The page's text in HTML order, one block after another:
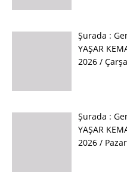
Şurada :
YAŞAR
2026 /
Şurada :
YAŞAR
2026 /